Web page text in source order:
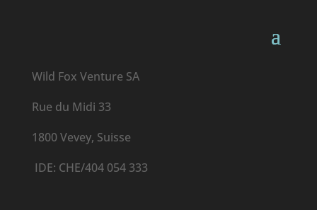
Wild Fox Venture SA
Rue du Midi 33
1800 Vevey, Suisse
IDE: CHE/404 054 333